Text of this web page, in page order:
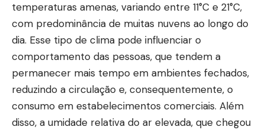
temperaturas amenas, variando entre 11°C e 21°C,
com predominância de muitas nuvens ao longo do
dia. Esse tipo de clima pode influenciar o
comportamento das pessoas, que tendem a
permanecer mais tempo em ambientes fechados,
reduzindo a circulação e, consequentemente, o
consumo em estabelecimentos comerciais. Além
disso, a umidade relativa do ar elevada, que chegou